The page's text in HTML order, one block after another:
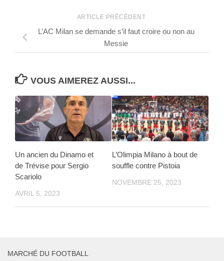
ARTICLE PRÉCÉDENT
L’AC Milan se demande s’il faut croire ou non au
Messie
VOUS AIMEREZ AUSSI...
Un ancien du Dinamo et
de Trévise pour Sergio
Scariolo
AVRIL 5, 2023
L’Olimpia Milano à bout de
souffle contre Pistoia
NOVEMBRE 25, 2023
MARCHÉ DU FOOTBALL